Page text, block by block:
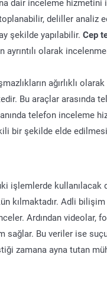
deliller analiz
şekilde yapılabilir. Cep
olarak
ağırlıklı
Bu araçlar arasında
telefon inceleme
bir şekilde elde
işlemlerde kullanılacak
kılmaktadır. Adli
Ardından videolar,
sağlar. Bu veriler ise
zamana ayna tutan